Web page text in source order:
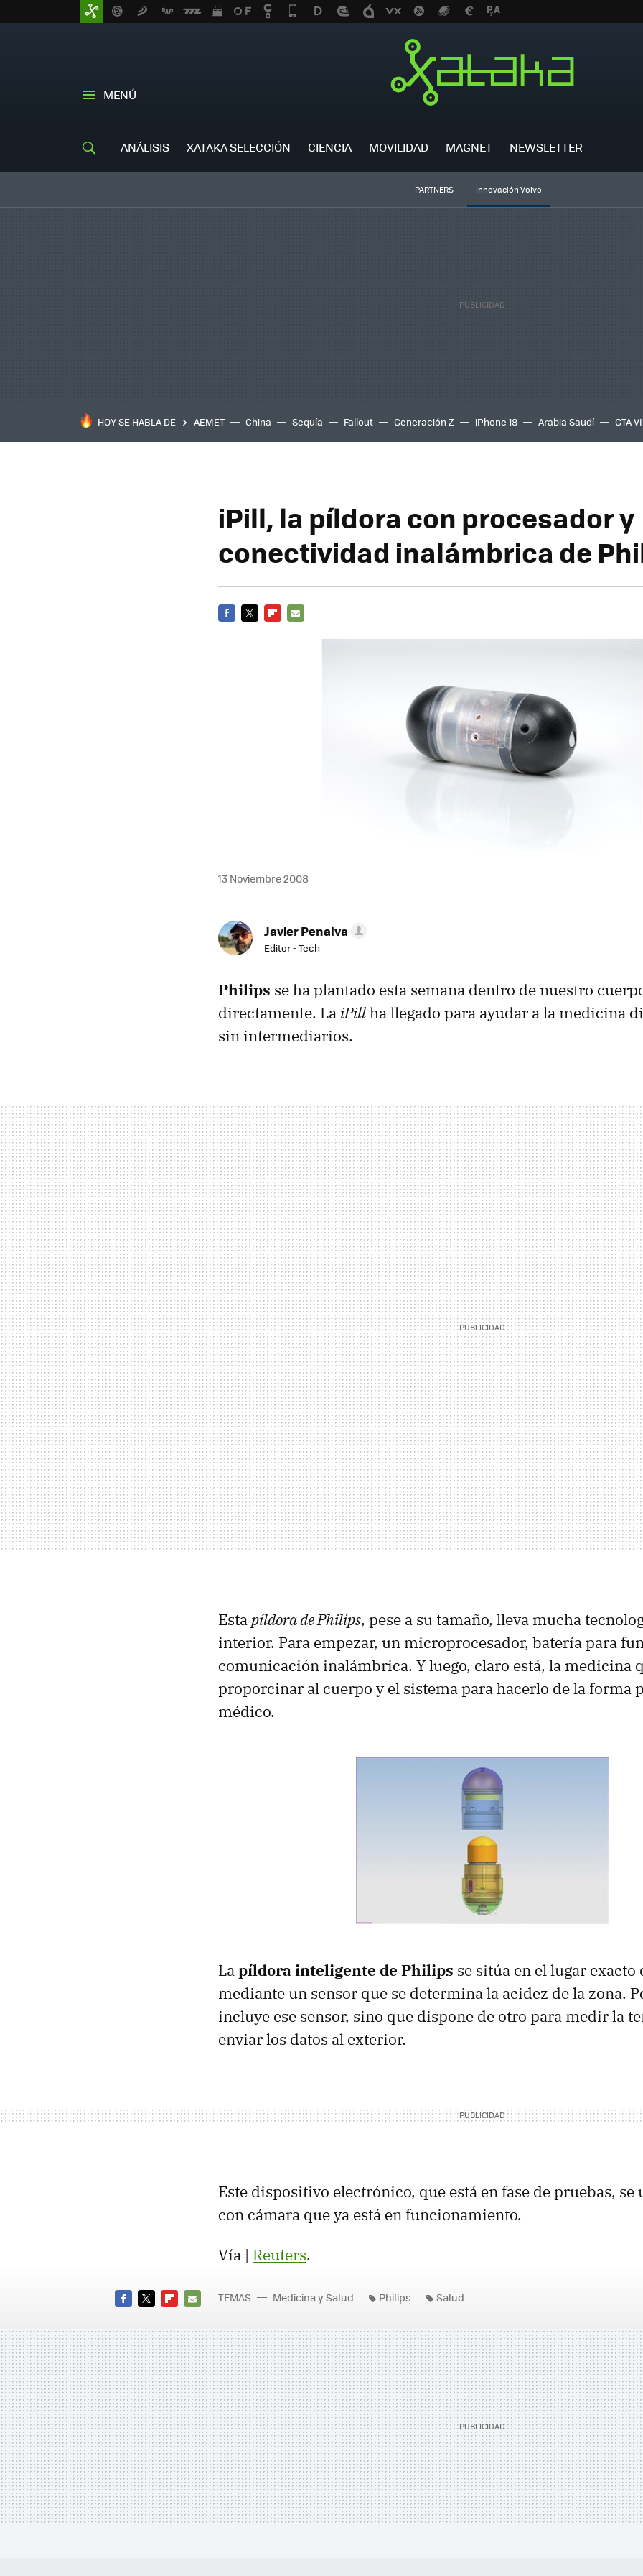
MENÚ
ANÁLISIS XATAKA SELECCIÓN CIENCIA MOVILIDAD MAGNET NEWSLETTER
PARTNERS Innovación Volvo
HOY SE HABLA DE AEMET China Sequía Fallout Generación Z iPhone 18 Arabia Saudí GTA VI
iPill, la píldora con procesador y
conectividad inalámbrica de
13 Noviembre 2008
Javier Penalva
Editor - Tech
Philips se ha plantado esta semana dentro de nuestro
directamente. La iPillha llegado para ayudar a la medicina
sin intermediarios.
Estapíldora de Philips, pese a su tamaño, lleva mucha
interior. Para empezar, un microprocesador, batería para
comunicación inalámbrica. Y luego, claro está, la medicina
proporcinar al cuerpo y el sistema para hacerlo de la forma
médico.
La píldora inteligente de Philips se sitúa en el lugar exacto
mediante un sensor que se determina la acidez de la zona.
incluye ese sensor, sino que dispone de otro para medir la
enviar los datos al exterior.
Este dispositivo electrónico, que está en fase de pruebas, se
con cámara que ya está en funcionamiento.
Vía | Reuters.
MAIL
TEMAS Medicina y Salud Philips Salud